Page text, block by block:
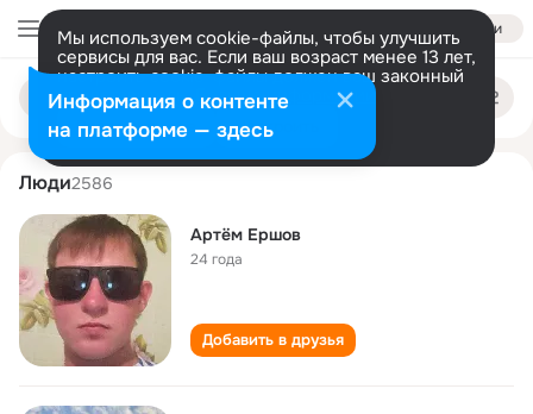
Войти
Мы используем cookie-файлы, чтобы улучшить
сервисы для вас. Если ваш возраст менее 13 лет,
настроить cookie-файлы должен ваш законный
представитель. Больше информации
Разрешить все Настроить
Поиск
людям
artyom ershov
Люди2586
Артëм Ершов
24 года
Добавить в друзья
Информация о контенте
на платформе — здесь